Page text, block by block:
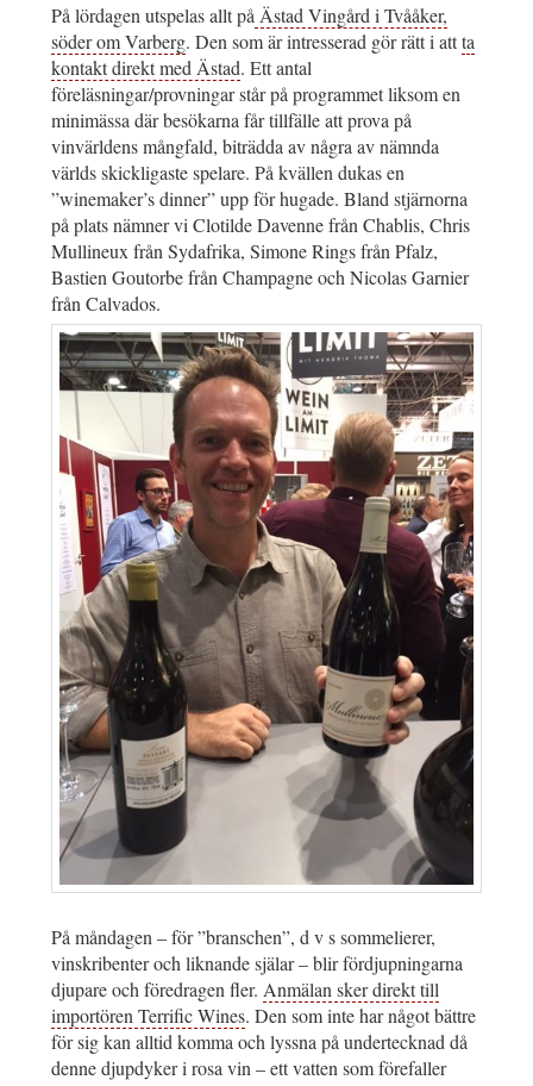
På lördagen utspelas allt på Ästad Vingård i Tvååker,
söder om Varberg. Den som är intresserad gör rätt i attta
kontakt direkt med Ästad. Ett antal
föreläsningar/provningar står på programmet liksom en
minimässa där besökarna får tillfälle att prova på
vinvärldens mångfald, biträdda av några av nämnda
världs skickligaste spelare. På kvällen dukas en
”winemaker’s dinner” upp för hugade. Bland stjärnorna
på plats nämner vi Clotilde Davenne från Chablis, Chris
Mullineux från Sydafrika, Simone Rings från Pfalz,
Bastien Goutorbe från Champagne och Nicolas Garnier
från Calvados.
På måndagen – för ”branschen”, d v s sommelierer,
vinskribenter och liknande själar – blir fördjupningarna
djupare och föredragen fler. Anmälan sker direkt till
importören Terrific Wines. Den som inte har något bättre
för sig kan alltid komma och lyssna på undertecknad då
denne djupdyker i rosa vin – ett vatten som förefaller